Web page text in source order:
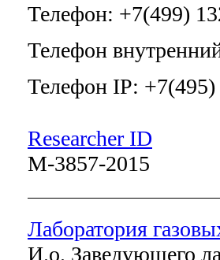
Телефон: +7(499)
Телефон
Телефон IP:
Researcher ID
M-3857-2015
Лаборатория
И.о. Заведующего